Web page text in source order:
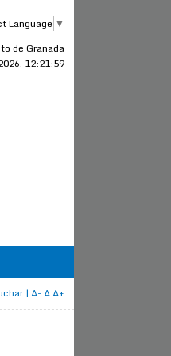
Language ▼
de Granada
12:21:59
| A-AA+